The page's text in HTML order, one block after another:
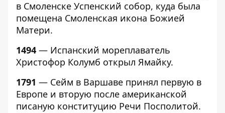
в Смоленске Успенский собор, куда была
помещена Смоленская икона Божией
Матери.
1494 — Испанский мореплаватель
Христофор Колумб открыл Ямайку.
1791 — Сейм в Варшаве принял первую в
Европе и вторую после американской
писаную конституцию Речи Посполитой.